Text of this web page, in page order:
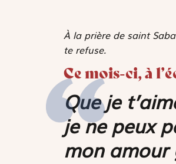
À la prière de saint
te refuse.
Ce mois-ci, à
Que je
je ne peux
mon